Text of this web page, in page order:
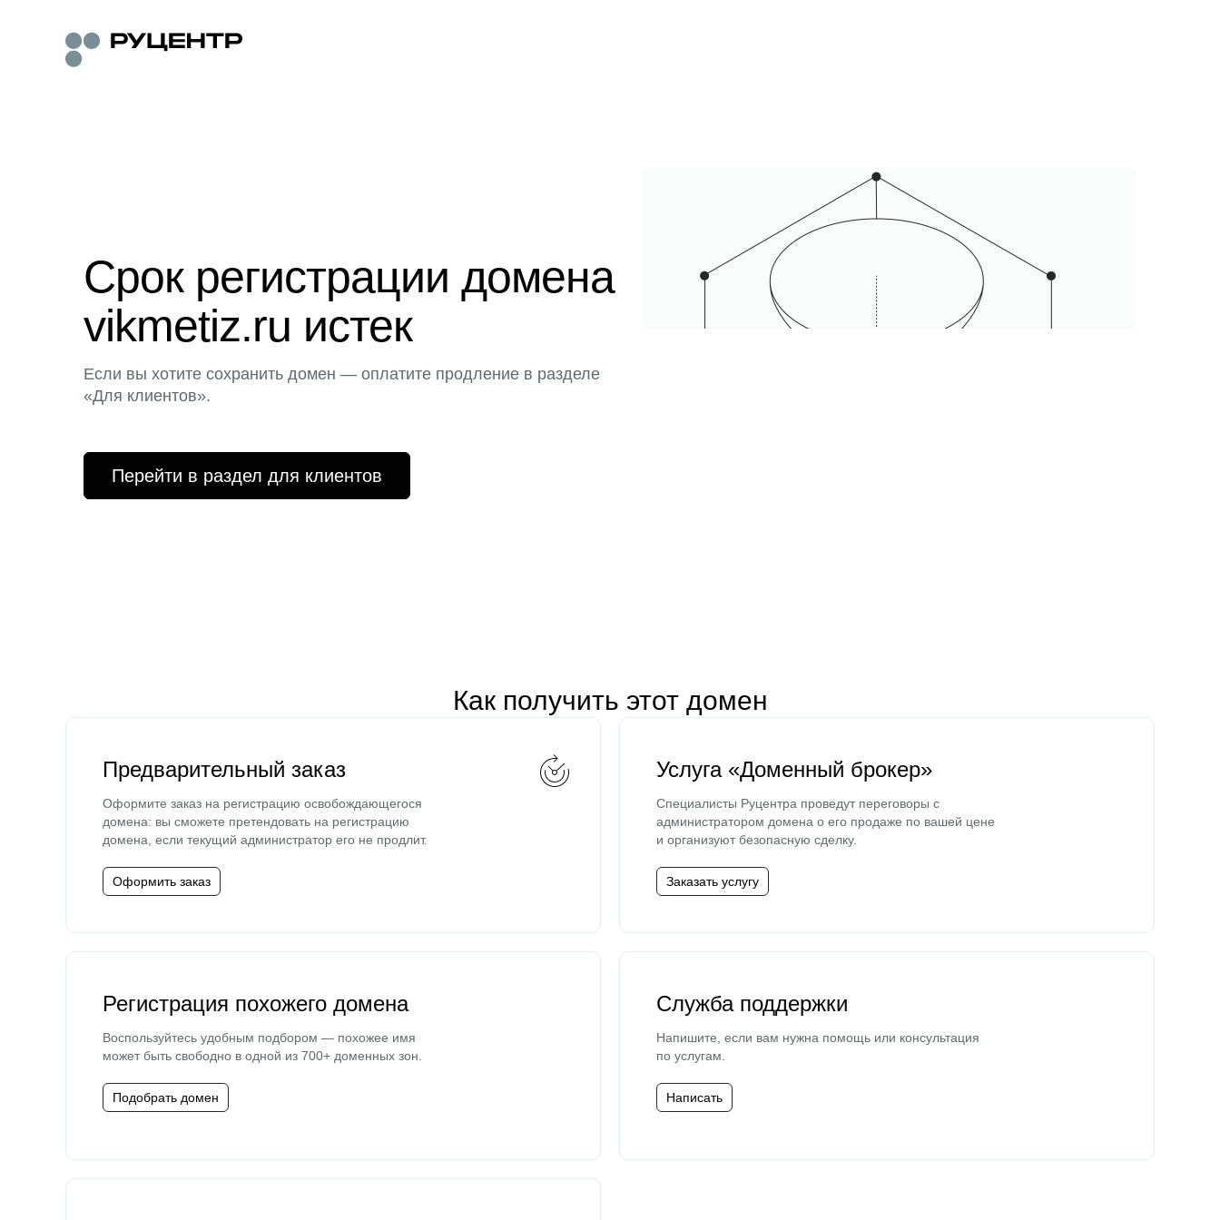
Срок регистрации домена
vikmetiz.ru истек
Если вы хотите сохранить домен — оплатите продление в разделе
«Для клиентов».
Перейти в раздел для клиентов
Как получить этот домен
Предварительный заказ
Оформите заказ на регистрацию освобождающегося
домена: вы сможете претендовать на регистрацию
домена, если текущий администратор его не продлит.
Оформить заказ
Услуга «Доменный брокер»
Специалисты Руцентра проведут переговоры с
администратором домена о его продаже по вашей цене
и организуют безопасную сделку.
Заказать услугу
Регистрация похожего домена
Воспользуйтесь удобным подбором — похожее имя
может быть свободно в одной из 700+ доменных зон.
Подобрать домен
Служба поддержки
Напишите, если вам нужна помощь или консультация
по услугам.
Написать